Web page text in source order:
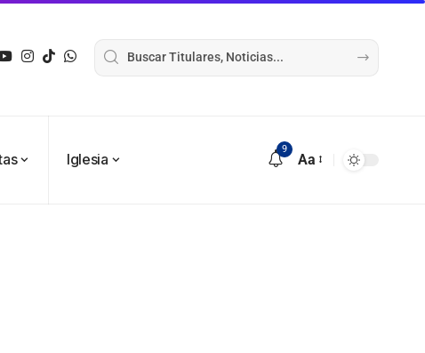
Iglesia
9
Aa